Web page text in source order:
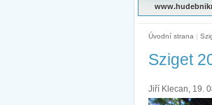
Úvodní strana |
Sziget
Jiří Klecan, 19.